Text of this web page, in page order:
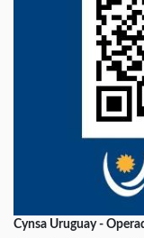
Cynsa Uruguay -